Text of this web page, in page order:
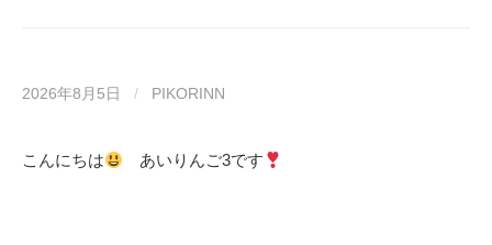
2026年8月5日 / PIKORINN
こんにちは あいりんご3です